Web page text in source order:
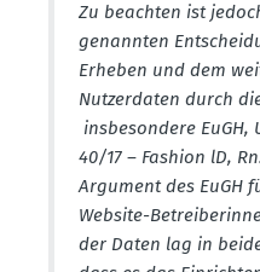
Zu beachten ist
genannten
Erheben und dem
Nutzer­daten durch
insbe­sondere EuGH,
40/17 – Fashion lD,
Argument des EuGH
Website-
der Daten lag in